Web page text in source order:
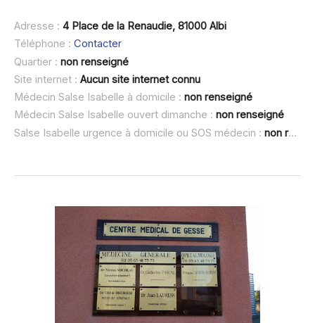
Adresse : 4 Place de la Renaudie, 81000 Albi
Téléphone : Contacter
Quartier : non renseigné
Site internet : Aucun site internet connu
Médecin Salse Isabelle à domicile : non renseigné
Médecin Salse Isabelle ouvert dimanche : non renseigné
Salse Isabelle urgence à domicile ou SOS médecin : non renseigné